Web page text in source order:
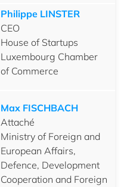
Philippe LINSTER
CEO
House of Startups
Luxembourg Chamber
of Commerce
Max FISCHBACH
Attaché
Ministry of Foreign and
European Affairs,
Defence, Development
Cooperation and Foreign